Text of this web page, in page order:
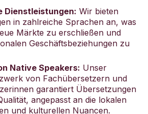
Dienstleistungen: Wir bieten
in zahlreiche Sprachen an, was
Märkte zu erschließen und
Geschäftsbeziehungen zu
Native Speakers: Unser
von Fachübersetzern und
garantiert Übersetzungen
angepasst an die lokalen
und kulturellen Nuancen.